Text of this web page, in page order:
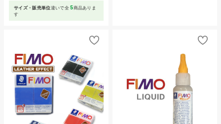
サイズ・販売単位違いで全5商品ありま
す